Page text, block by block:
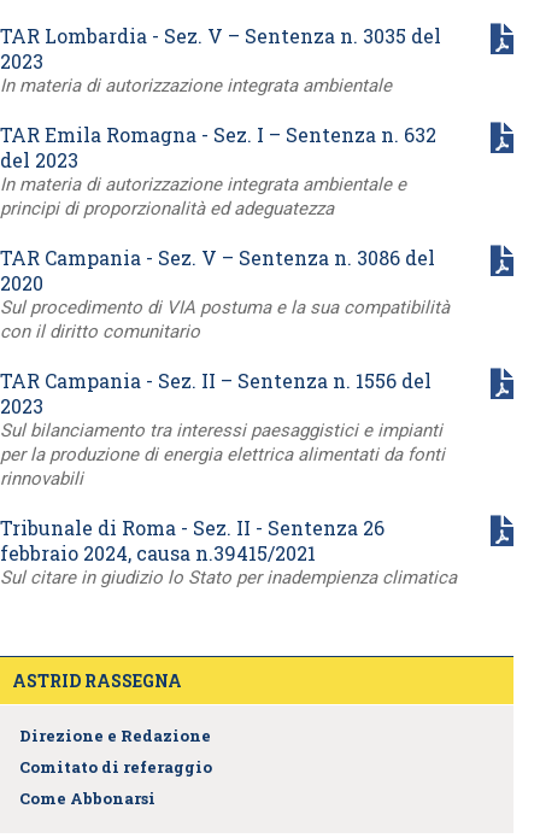
TAR Lombardia - Sez. V – Sentenza n. 3035 del
2023
In materia di autorizzazione integrata ambientale
TAR Emila Romagna - Sez. I – Sentenza n. 632
del 2023
In materia di autorizzazione integrata ambientale e
principi di proporzionalità ed adeguatezza
TAR Campania - Sez. V – Sentenza n. 3086 del
2020
Sul procedimento di VIA postuma e la sua compatibilità
con il diritto comunitario
TAR Campania - Sez. II – Sentenza n. 1556 del
2023
Sul bilanciamento tra interessi paesaggistici e impianti
per la produzione di energia elettrica alimentati da fonti
rinnovabili
Tribunale di Roma - Sez. II - Sentenza 26
febbraio 2024, causa n.39415/2021
Sul citare in giudizio lo Stato per inadempienza climatica
ASTRID RASSEGNA
Direzione e Redazione
Comitato di referaggio
Come Abbonarsi